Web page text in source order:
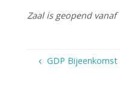
Zaal is geopend vanaf
GDP Bijeenkomst